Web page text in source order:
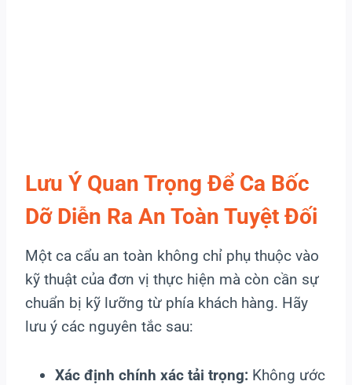
Lưu Ý Quan Trọng Để Ca Bốc
Dỡ Diễn Ra An Toàn Tuyệt Đối
Một ca cẩu an toàn không chỉ phụ thuộc vào
kỹ thuật của đơn vị thực hiện mà còn cần sự
chuẩn bị kỹ lưỡng từ phía khách hàng. Hãy
lưu ý các nguyên tắc sau:
Xác định chính xác tải trọng: Không ước